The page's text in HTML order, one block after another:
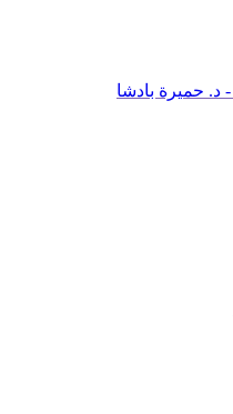
د. حميرة بادشا